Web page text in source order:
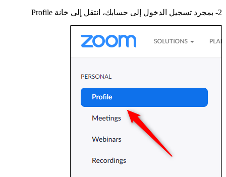
2- بمجرد تسجيل الدخول إلى حسابك، انتقل إلى خانة Profile